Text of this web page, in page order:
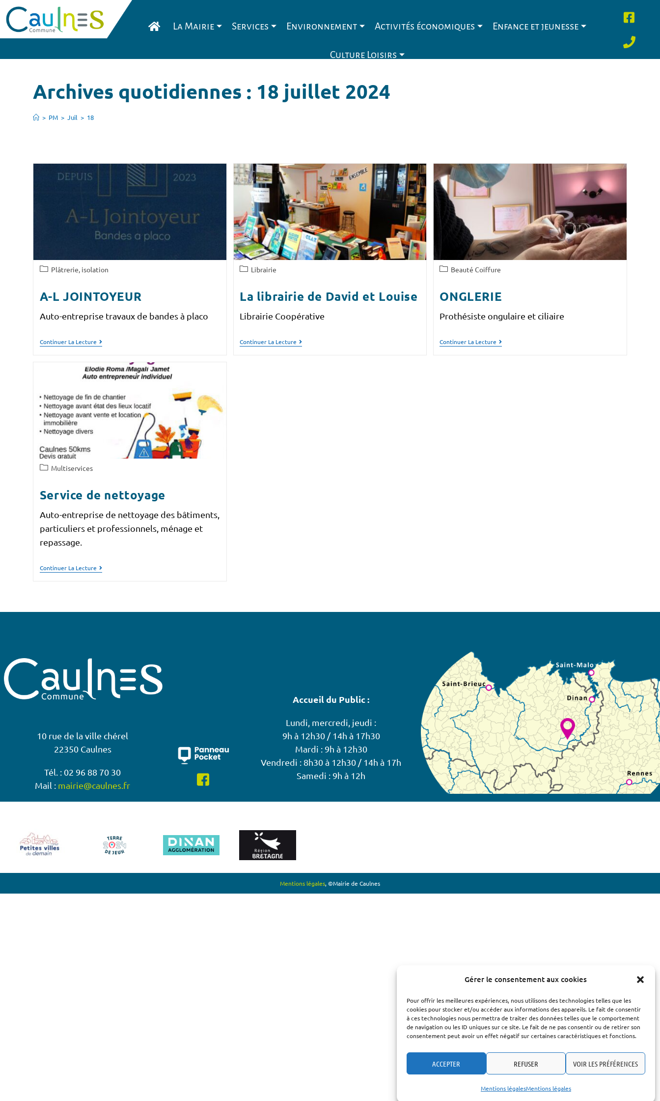
Gérer le consentement aux cookies
Pour offrir les meilleures expériences, nous utilisons des technologies telles que les
cookies pour stocker et/ou accéder aux informations des appareils. Le fait de consentir
à ces technologies nous permettra de traiter des données telles que le comportement
de navigation ou les ID uniques sur ce site. Le fait de ne pas consentir ou de retirer son
consentement peut avoir un effet négatif sur certaines caractéristiques et fonctions.
ACCEPTER REFUSER VOIR LES PRÉFÉRENCES
Mentions légalesMentions légales
La Mairie Services Environnement Activités économiques Enfance et jeunesse
Culture Loisirs
Archives quotidiennes : 18 juillet 2024
> PM > Juil > 18
Plâtrerie, isolation
A-L JOINTOYEUR
Auto-entreprise travaux de bandes à placo
Continuer La Lecture
Librairie
La librairie de David et Louise
Librairie Coopérative
Continuer La Lecture
Beauté Coiffure
ONGLERIE
Prothésiste ongulaire et ciliaire
Continuer La Lecture
Multiservices
Service de nettoyage
Auto-entreprise de nettoyage des bâtiments,
particuliers et professionnels, ménage et
repassage.
Continuer La Lecture
10 rue de la ville chérel
22350 Caulnes
Tél. : 02 96 88 70 30
Mail : mairie@caulnes.fr
Accueil du Public :
Lundi, mercredi, jeudi :
9h à 12h30 / 14h à 17h30
Mardi : 9h à 12h30
Vendredi : 8h30 à 12h30 / 14h à 17h
Samedi : 9h à 12h
Mentions légales, ©Mairie de Caulnes